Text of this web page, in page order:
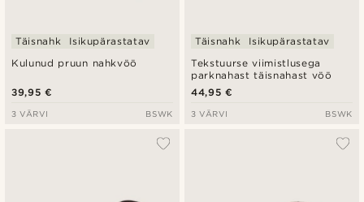
Kulunud pruun nahkvöö
Täisnahk Isikupärastatav
39,95 €
3 VÄRVI BSWK
Tekstuurse viimistlusega
parknahast täisnahast vöö
Täisnahk Isikupärastatav
44,95 €
3 VÄRVI BSWK